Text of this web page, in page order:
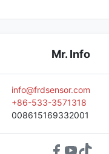
Mr. Info
info@frdsensor.com
+86-533-3571318
008615169332001